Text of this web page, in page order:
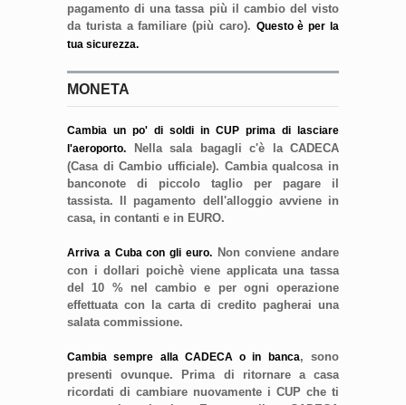
pagamento di una tassa più il cambio del visto
da turista a familiare (più caro). Questo è per la
tua sicurezza.
MONETA
Cambia un po' di soldi in CUP prima di lasciare
l'aeroporto. Nella sala bagagli c'è la CADECA
(Casa di Cambio ufficiale). Cambia qualcosa in
banconote di piccolo taglio per pagare il
tassista. Il pagamento dell'alloggio avviene in
casa, in contanti e in EURO.
Arriva a Cuba con gli euro.Non conviene andare
con i dollari poichè viene applicatauna tassa
del 10 % nel cambio e per ogni operazione
effettuata con la carta di credito pagherai una
salata commissione.
Cambia sempre alla CADECA o in banca, sono
presenti ovunque. Prima di ritornare a casa
ricordati di cambiare nuovamente i CUP che ti